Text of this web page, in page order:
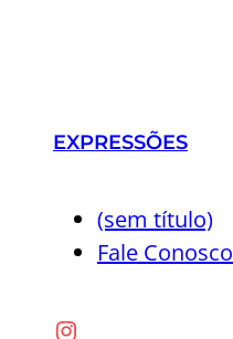
EXPRESSÕES
(sem título)
Fale Conosco
Instagram